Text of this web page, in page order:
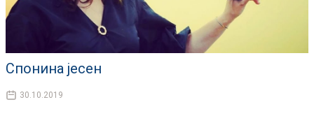
Спонина јесен
30.10.2019